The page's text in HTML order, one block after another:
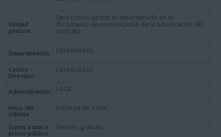
Unidad
gestora
Será centro gestor el determinado en el
documento de comunicación de la adjudicación del
contrato.
Departamento Contabilidad.
Centro
Directivo
Contabilidad.
Administración Local.
Inicio del
trámite
Instancia de parte.
Sujeto a tasa o
precio público
Servicio gratuito.